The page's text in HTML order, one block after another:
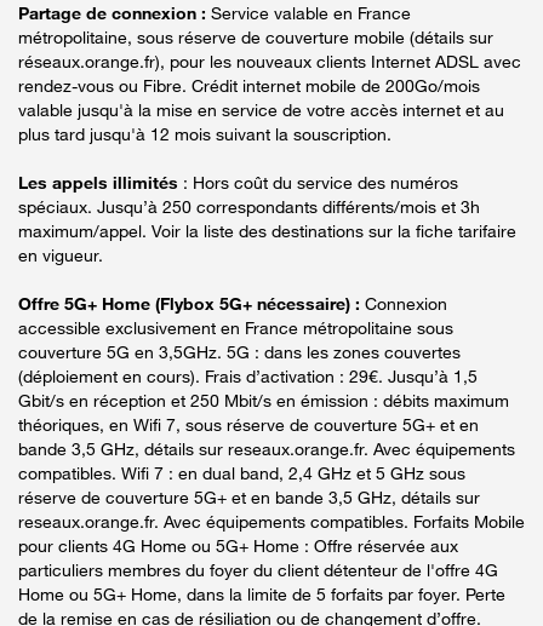
Partage de connexion : Service valable en France
métropolitaine, sous réserve de couverture mobile (détails sur
réseaux.orange.fr), pour les nouveaux clients Internet ADSL avec
rendez-vous ou Fibre. Crédit internet mobile de 200Go/mois
valable jusqu'à la mise en service de votre accès internet et au
plus tard jusqu'à 12 mois suivant la souscription.
Les appels illimités : Hors coût du service des numéros
spéciaux. Jusqu’à 250 correspondants différents/mois et 3h
maximum/appel. Voir la liste des destinations sur la fiche tarifaire
en vigueur.
Offre 5G+ Home (Flybox 5G+ nécessaire) : Connexion
accessible exclusivement en France métropolitaine sous
couverture 5G en 3,5GHz. 5G : dans les zones couvertes
(déploiement en cours). Frais d’activation : 29€. Jusqu’à 1,5
Gbit/s en réception et 250 Mbit/s en émission : débits maximum
théoriques, en Wifi 7, sous réserve de couverture 5G+ et en
bande 3,5 GHz, détails sur reseaux.orange.fr. Avec équipements
compatibles. Wifi 7 : en dual band, 2,4 GHz et 5 GHz sous
réserve de couverture 5G+ et en bande 3,5 GHz, détails sur
reseaux.orange.fr. Avec équipements compatibles. Forfaits Mobile
pour clients 4G Home ou 5G+ Home : Offre réservée aux
particuliers membres du foyer du client détenteur de l'offre 4G
Home ou 5G+ Home, dans la limite de 5 forfaits par foyer. Perte
de la remise en cas de résiliation ou de changement d’offre.